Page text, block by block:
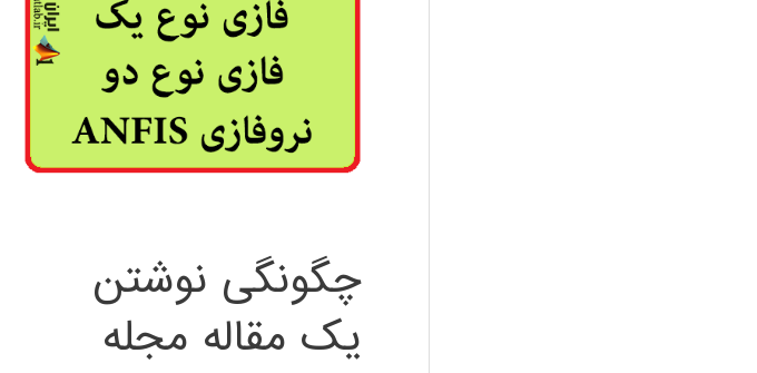
چگونگی نوشتن
یک مقاله مجله